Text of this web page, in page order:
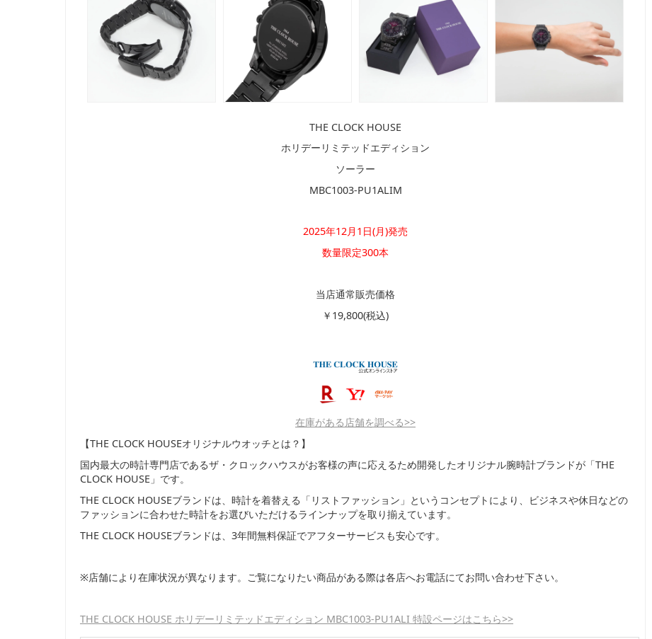
THE CLOCK HOUSE
ホリデーリミテッドエディション
ソーラー
MBC1003-PU1ALIM
2025年12月1日(月)発売
数量限定300本
当店通常販売価格
￥19,800(税込)
在庫がある店舗を調べる>>
【THE CLOCK HOUSEオリジナルウオッチとは？】
国内最大の時計専門店であるザ・クロックハウスがお客様の声に応えるため開発したオリジナル腕時計ブランドが「THE
CLOCK HOUSE」です。
THE CLOCK HOUSEブランドは、時計を着替える「リストファッション」というコンセプトにより、ビジネスや休日などの
ファッションに合わせた時計をお選びいただけるラインナップを取り揃えています。
THE CLOCK HOUSEブランドは、3年間無料保証でアフターサービスも安心です。
※店舗により在庫状況が異なります。ご覧になりたい商品がある際は各店へお電話にてお問い合わせ下さい。
THE CLOCK HOUSE ホリデーリミテッドエディション MBC1003-PU1ALI 特設ページはこちら>>